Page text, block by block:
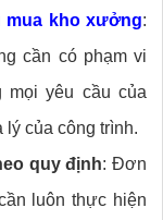
mua kho xưởng:
cần có phạm vi
mọi yêu cầu của
của công trình.
quy định: Đơn
luôn thực hiện